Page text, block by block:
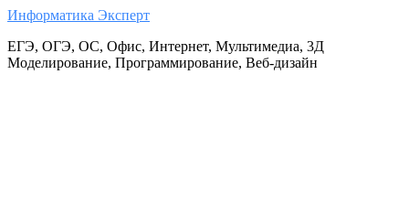
Информатика Эксперт
ЕГЭ, ОГЭ, ОС, Офис, Интернет, Мультимедиа, 3Д
Моделирование, Программирование, Веб-дизайн